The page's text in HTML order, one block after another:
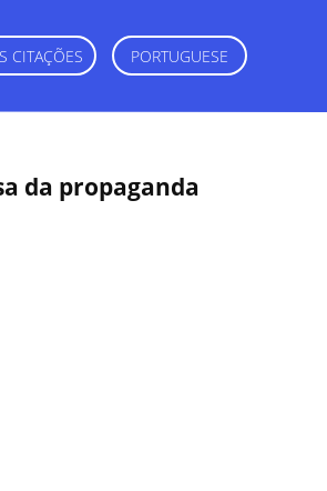
CITAÇÕES PORTUGUESE
da propaganda